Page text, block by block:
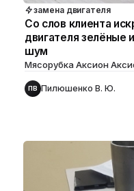
замена двигателя
Со слов клиента
двигателя зелёные
шум
Мясорубка Аксион
ПВ Пилюшенко В. Ю.